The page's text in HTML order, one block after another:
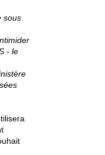
sous
- le